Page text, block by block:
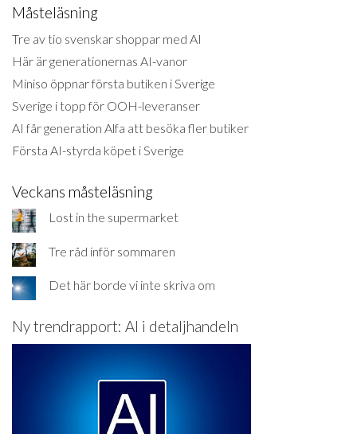
Måsteläsning
Tre av tio svenskar shoppar med AI
Här är generationernas AI-vanor
Miniso öppnar första butiken i Sverige
Sverige i topp för OOH-leveranser
AI får generation Alfa att besöka fler butiker
Första AI-styrda köpet i Sverige
Veckans måsteläsning
Lost in the supermarket
Tre råd inför sommaren
Det här borde vi inte skriva om
Ny trendrapport: AI i detaljhandeln